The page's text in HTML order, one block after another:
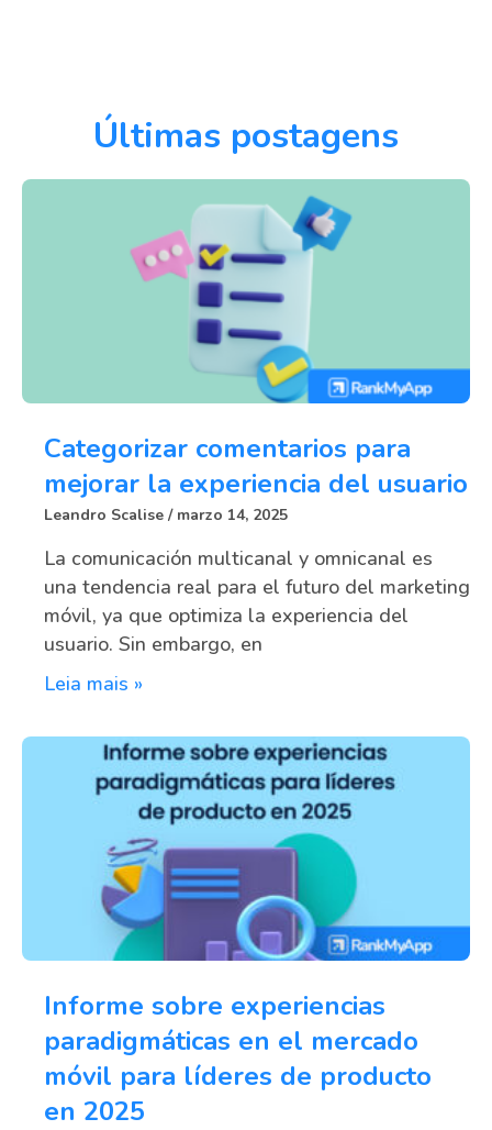
Últimas postagens
Categorizar comentarios para
mejorar la experiencia del usuario
Leandro Scalise marzo 14, 2025
La comunicación multicanal y omnicanal es
una tendencia real para el futuro del marketing
móvil, ya que optimiza la experiencia del
usuario. Sin embargo, en
Leia mais »
Informe sobre experiencias
paradigmáticas en el mercado
móvil para líderes de producto
en 2025